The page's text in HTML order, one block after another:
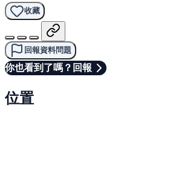
收藏
回報資料問題
你也看到了嗎？回報
位置